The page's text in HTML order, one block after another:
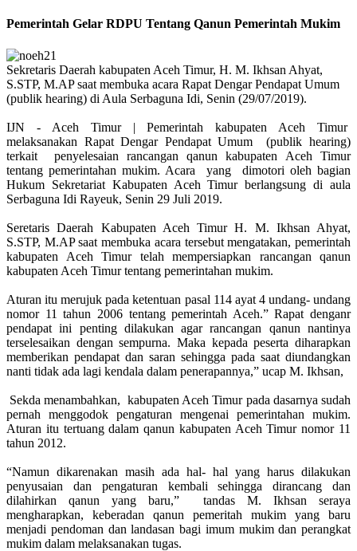
Pemerintah Gelar RDPU Tentang Qanun Pemerintah Mukim
Sekretaris Daerah kabupaten Aceh Timur, H. M. Ikhsan Ahyat,
S.STP, M.AP saat membuka acara Rapat Dengar Pendapat Umum
(publik hearing) di Aula Serbaguna Idi, Senin (29/07/2019).
IJN - Aceh Timur | Pemerintah kabupaten Aceh Timur
melaksanakan Rapat Dengar Pendapat Umum (publik hearing)
terkait penyelesaian rancangan qanun kabupaten Aceh Timur
tentang pemerintahan mukim. Acara yang dimotori oleh bagian
Hukum Sekretariat Kabupaten Aceh Timur berlangsung di aula
Serbaguna Idi Rayeuk, Senin 29 Juli 2019.
Seretaris Daerah Kabupaten Aceh Timur H. M. Ikhsan Ahyat,
S.STP, M.AP saat membuka acara tersebut mengatakan, pemerintah
kabupaten Aceh Timur telah mempersiapkan rancangan qanun
kabupaten Aceh Timur tentang pemerintahan mukim.
Aturan itu merujuk pada ketentuan pasal 114 ayat 4 undang- undang
nomor 11 tahun 2006 tentang pemerintah Aceh.” Rapat denganr
pendapat ini penting dilakukan agar rancangan qanun nantinya
terselesaikan dengan sempurna. Maka kepada peserta diharapkan
memberikan pendapat dan saran sehingga pada saat diundangkan
nanti tidak ada lagi kendala dalam penerapannya,” ucap M. Ikhsan,
Sekda menambahkan, kabupaten Aceh Timur pada dasarnya sudah
pernah menggodok pengaturan mengenai pemerintahan mukim.
Aturan itu tertuang dalam qanun kabupaten Aceh Timur nomor 11
tahun 2012.
“Namun dikarenakan masih ada hal- hal yang harus dilakukan
penyusaian dan pengaturan kembali sehingga dirancang dan
dilahirkan qanun yang baru,” tandas M. Ikhsan seraya
mengharapkan, keberadan qanun pemeritah mukim yang baru
menjadi pendoman dan landasan bagi imum mukim dan perangkat
mukim dalam melaksanakan tugas.